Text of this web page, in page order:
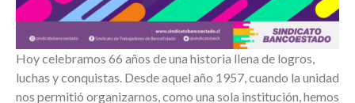
Hoy celebramos 66 años de una historia llena de logros,
luchas y conquistas. Desde aquel año 1957, cuando la unidad
nos permitió organizarnos, como una sola institución, hemos